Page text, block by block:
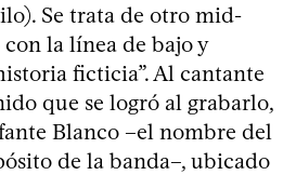
Se trata de otro mid-
la línea de bajo y
ficticia”. Al cantante
que se logró al grabarlo,
Blanco –el nombre del
de la banda–, ubicado